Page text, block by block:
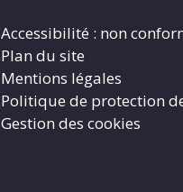
Accessibilité : non
Plan du site
Mentions légales
Politique de protection
Gestion des cookies